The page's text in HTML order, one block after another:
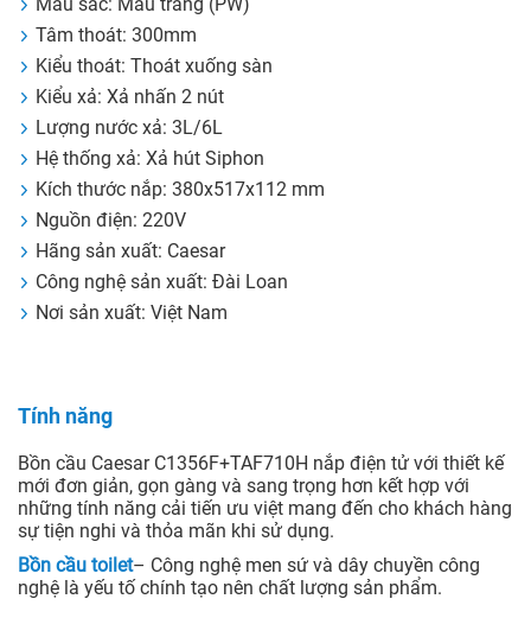
Màu sắc: Màu trắng (PW)
Tâm thoát: 300mm
Kiểu thoát: Thoát xuống sàn
Kiểu xả: Xả nhấn 2 nút
Lượng nước xả: 3L/6L
Hệ thống xả: Xả hút Siphon
Kích thước nắp: 380x517x112 mm
Nguồn điện: 220V
Hãng sản xuất: Caesar
Công nghệ sản xuất: Đài Loan
Nơi sản xuất: Việt Nam
Tính năng
Bồn cầu Caesar C1356F+TAF710H nắp điện tử với thiết kế
mới đơn giản, gọn gàng và sang trọng hơn kết hợp với
những tính năng cải tiến ưu việt mang đến cho khách hàng
sự tiện nghi và thỏa mãn khi sử dụng.
Bồn cầu toilet– Công nghệ men sứ và dây chuyền công
nghệ là yếu tố chính tạo nên chất lượng sản phẩm.